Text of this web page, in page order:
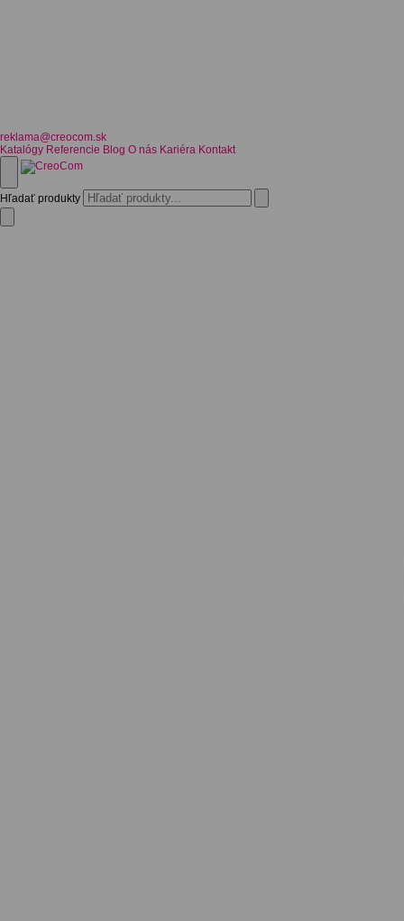
reklama@creocom.sk
Katalógy Referencie Blog O nás Kariéra Kontakt
Hľadať produkty